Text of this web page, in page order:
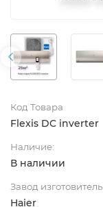
Код Товара
Flexis DC inverter
Наличие:
В наличии
Завод изготовитель
Haier